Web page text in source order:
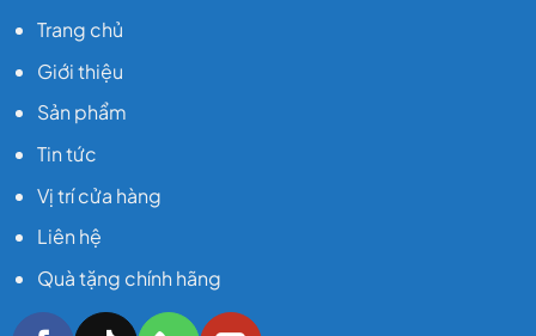
năng
đèn led
Bánh xe:
26 inch
Lưu ý:
nếu bạn
đã nghe
đâu đó
họ nói
Trang chủ
Giới thiệu
Sản phẩm
Tin tức
Vị trí cửa hàng
Liên hệ
Quà tặng chính hãng